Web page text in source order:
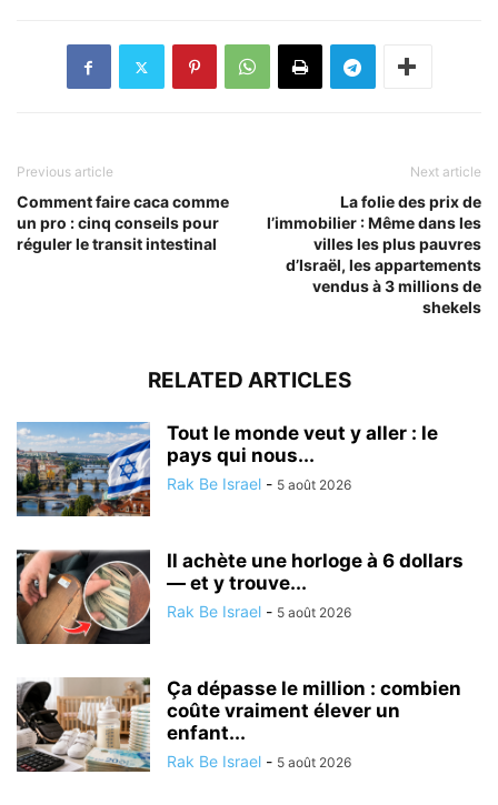
Previous article
Comment faire caca comme
un pro : cinq conseils pour
réguler le transit intestinal
Next article
La folie des prix de
l’immobilier : Même dans les
villes les plus pauvres
d’Israël, les appartements
vendus à 3 millions de
shekels
RELATED ARTICLES
Tout le monde veut y aller : le
pays qui nous...
Rak Be Israel - 5 août 2026
Il achète une horloge à 6 dollars
— et y trouve...
Rak Be Israel - 5 août 2026
Ça dépasse le million : combien
coûte vraiment élever un
enfant...
Rak Be Israel - 5 août 2026